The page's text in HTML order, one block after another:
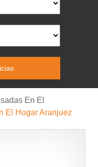
En El
El Hogar Aranjuez